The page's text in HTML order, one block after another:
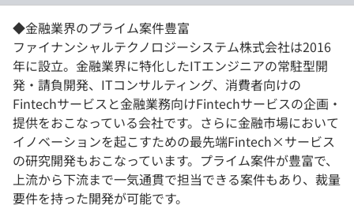
契約内容・クーポン
◆金融業界のプライム案件豊富
ファイナンシャルテクノロジーシステム株式会社は2016
年に設立。金融業界に特化したITエンジニアの常駐型開
発・請負開発、ITコンサルティング、消費者向けの
Fintechサービスと金融業務向けFintechサービスの企画・
提供をおこなっている会社です。さらに金融市場において
イノベーションを起こすための最先端Fintech×サービス
の研究開発もおこなっています。プライム案件が豊富で、
上流から下流まで一気通貫で担当できる案件もあり、裁量
要件を持った開発が可能です。